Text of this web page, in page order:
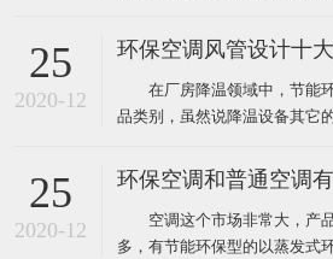
只需要挑选到质量比较好的品
使用环保空调就不一样了，因
要比家用更复杂，所以一般工
空调工程都需要根据环境
25
2020-12
环保空调风管设计十
在厂房降温领域中，节能
品类别，虽然说降温设备其它
备。对于很多工业车间或者中
空调目前仍然占据重要地位。
装中有什么需要注意的呢？
管道材料一般采用
25
2020-12
空调这个市场非常大，产品
多，有节能环保型的以蒸发式